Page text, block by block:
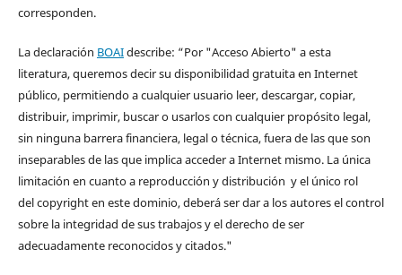
corresponden.
La declaración BOAIdescribe: “Por "Acceso Abierto" a esta
literatura, queremos decir su disponibilidad gratuita en Internet
público, permitiendo a cualquier usuario leer, descargar, copiar,
distribuir, imprimir, buscar o usarlos con cualquier propósito legal,
sin ninguna barrera financiera, legal o técnica, fuera de las que son
inseparables de las que implica acceder a Internet mismo. La única
limitación en cuanto a reproducción y distribución y el único rol
del copyright en este dominio, deberá ser dar a los autores el control
sobre la integridad de sus trabajos y el derecho de ser
adecuadamente reconocidos y citados."